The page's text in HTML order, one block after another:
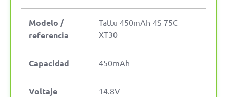
Modelo /
referencia
Tattu 450mAh 4S 75C
XT30
Capacidad 450mAh
Voltaje
14.8V